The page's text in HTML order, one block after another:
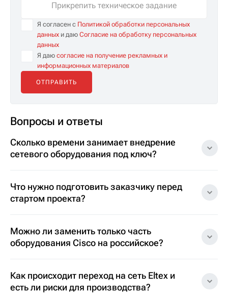
Прикрепить техническое задание
Я согласен с Политикой обработки персональных
данных и даю Согласие на обработку персональных
данных
Я даю согласие на получение рекламных и
информационных материалов
Вопросы и ответы
Сколько времени занимает внедрение
сетевого оборудования под ключ?
Что нужно подготовить заказчику перед
стартом проекта?
Можно ли заменить только часть
оборудования Cisco на российское?
Как происходит переход на сеть Eltex и
есть ли риски для производства?